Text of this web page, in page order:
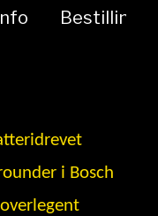
Bestilling
i Bosch